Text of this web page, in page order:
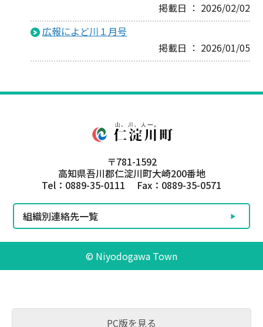
掲載日 ： 2026/02/02
広報によど川１月号
掲載日 ： 2026/01/05
〒781-1592
高知県吾川郡仁淀川町大崎200番地
Tel：0889-35-0111 Fax：0889-35-0571
組織別連絡先一覧
© Niyodogawa Town
PC版を見る